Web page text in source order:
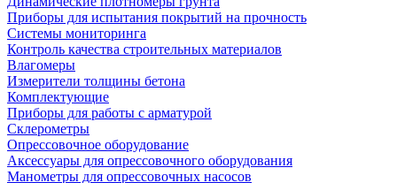
Приборы для испытания покрытий на прочность
Системы мониторинга
Контроль качества строительных материалов
Влагомеры
Измерители толщины бетона
Комплектующие
Приборы для работы с арматурой
Склерометры
Опрессовочное оборудование
Аксессуары для опрессовочного оборудования
Манометры для опрессовочных насосов